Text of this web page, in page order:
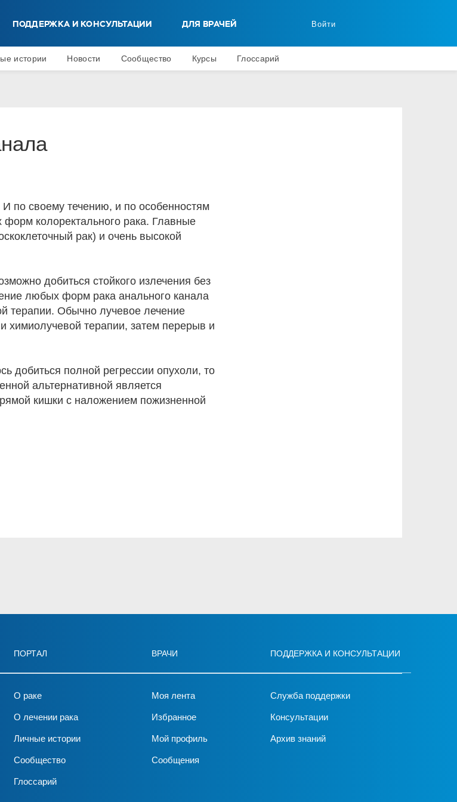
ПОДДЕРЖКА И КОНСУЛЬТАЦИИ ДЛЯ ВРАЧЕЙ Войти
истории Новости Сообщество Курсы Глоссарий
по своему течению, и по особенностям
форм колоректального рака. Главные
рак) и очень высокой
добиться стойкого излечения без
любых форм рака анального канала
терапии. Обычно лучевое лечение
химиолучевой терапии, затем перерыв и
добиться полной регрессии опухоли, то
альтернативной является
кишки с наложением пожизненной
ПОРТАЛ
О раке
О лечении рака
Личные истории
Сообщество
Глоссарий
ВРАЧИ
Моя лента
Избранное
Мой профиль
Сообщения
ПОДДЕРЖКА И КОНСУЛЬТАЦИИ
Служба поддержки
Консультации
Архив знаний